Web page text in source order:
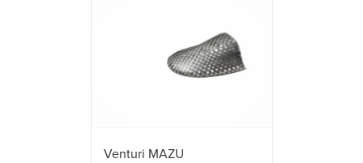
Venturi MAZU